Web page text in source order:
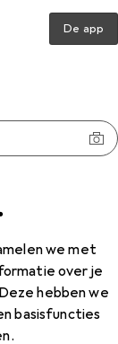
we met
over je
hebben we
basisfuncties
De app